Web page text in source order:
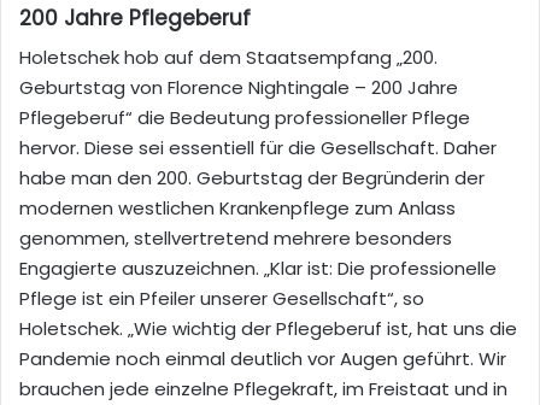
200 Jahre Pflegeberuf
Holetschek hob auf dem Staatsempfang „200.
Geburtstag von Florence Nightingale – 200 Jahre
Pflegeberuf“ die Bedeutung professioneller Pflege
hervor. Diese seiessentiell für die Gesellschaft. Daher
habe man den 200. Geburtstag derBegründerin der
modernen westlichen Krankenpflege zum Anlass
genommen, stellvertretend mehrere besonders
Engagierte auszuzeichnen. „Klar ist: Die professionelle
Pflege ist ein Pfeiler unserer Gesellschaft“, so
Holetschek. „Wie wichtig der Pflegeberuf ist, hat uns die
Pandemie noch einmal deutlich vor Augen geführt. Wir
brauchen jede einzelne Pflegekraft, im Freistaat und in